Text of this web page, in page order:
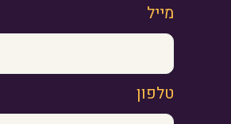
מייל
טלפון